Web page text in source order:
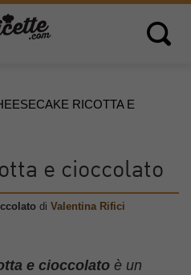
Open
RICOTTA E
e cioccolato
di Valentina Rifici
e cioccolato è un